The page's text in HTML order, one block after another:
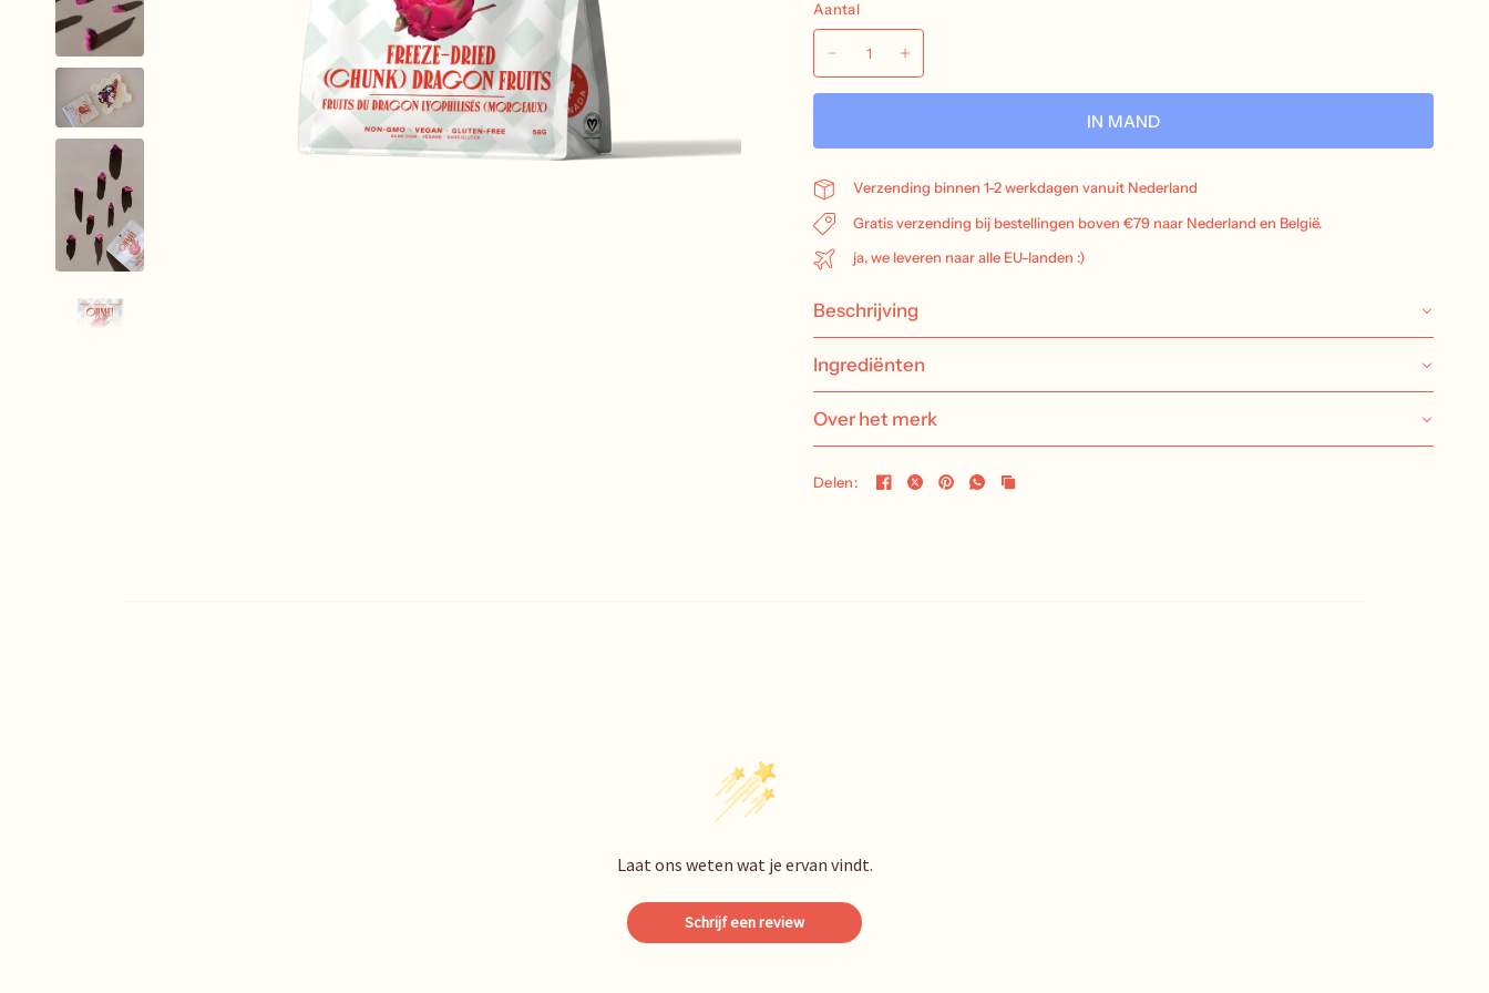
Aantal
IN MAND
Verzending binnen 1-2 werkdagen vanuit Nederland
Gratis verzending bij bestellingen boven €79 naar Nederland en België.
ja, we leveren naar alle EU-landen :)
Beschrijving
Ingrediënten
Over het merk
Delen:
Laat ons weten wat je ervan vindt.
Schrijf een review